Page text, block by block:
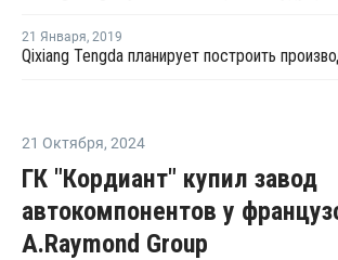
21 Января, 2019
21 Октября, 2024
ГК "Кордиант" купил завод
автокомпонентов у
A.Raymond Group